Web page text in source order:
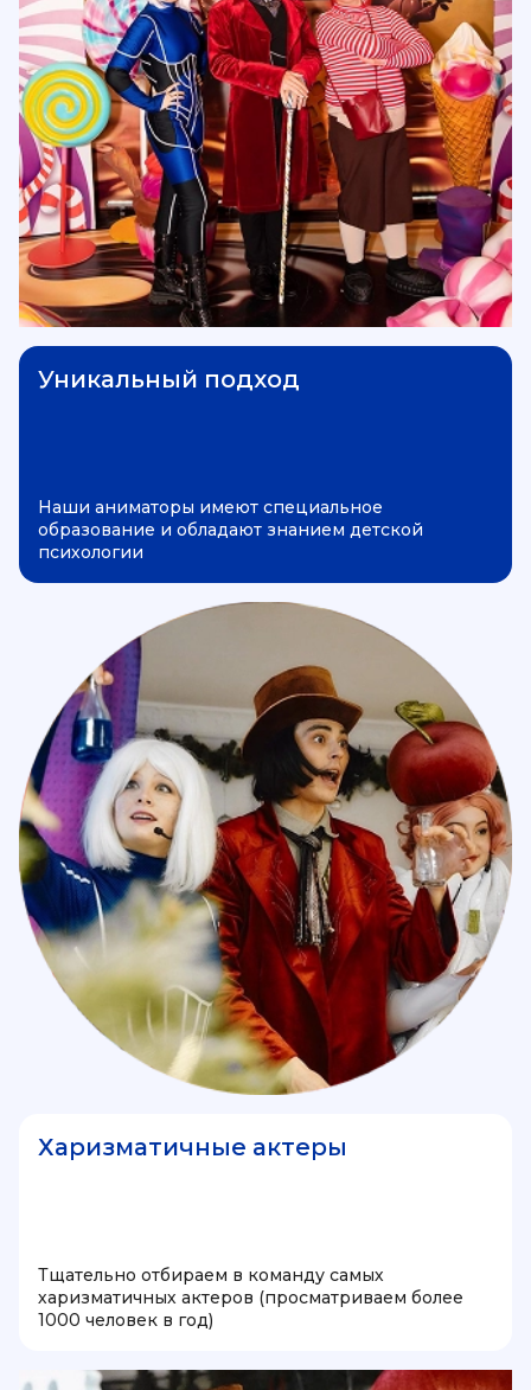
атмосферу настоящего приключения и незабываемые
впечатления от веселого тематического праздника.
Уникальный подход
Наши аниматоры имеют специальное
образование и обладают знанием детской
психологии
Харизматичные актеры
Тщательно отбираем в команду самых
харизматичных актеров (просматриваем более
1000 человек в год)